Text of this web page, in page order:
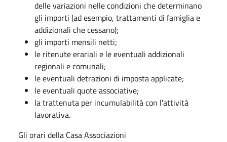
delle variazioni nelle condizioni che determinano
gli importi (ad esempio, trattamenti di famiglia e
addizionali che cessano);
gli importi mensili netti;
le ritenute erariali e le eventuali addizionali
regionali e comunali;
le eventuali detrazioni di imposta applicate;
le eventuali quote associative;
la trattenuta per incumulabilità con l'attività
lavorativa.
Gli orari della Casa Associazioni